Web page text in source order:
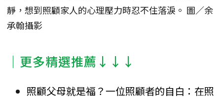
靜，想到照顧家人的心理壓力時忍不住落淚。 圖／余
承翰攝影
│更多精選推薦↓↓↓
照顧父母就是福？一位照顧者的自白：在照